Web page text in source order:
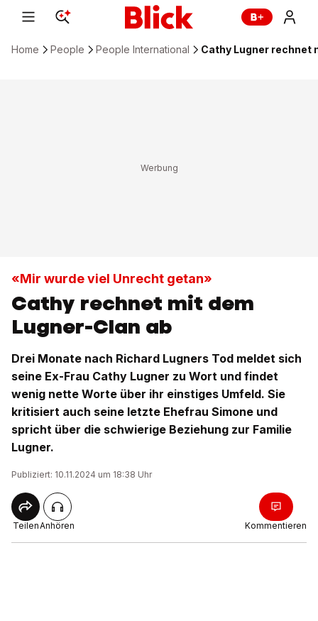
Home People People International Cathy Lugner rechnet
«Mir wurde viel Unrecht getan»
Cathy rechnet mit dem
Lugner-Clan ab
Drei Monate nach Richard Lugners Tod meldet sich
seine Ex-Frau Cathy Lugner zu Wort und findet
wenig nette Worte über ihr einstiges Umfeld. Sie
kritisiert auch seine letzte Ehefrau Simone und
spricht über die schwierige Beziehung zur Familie
Lugner.
Publiziert: 10.11.2024 um 18:38 Uhr
TeilenAnhören Kommentieren